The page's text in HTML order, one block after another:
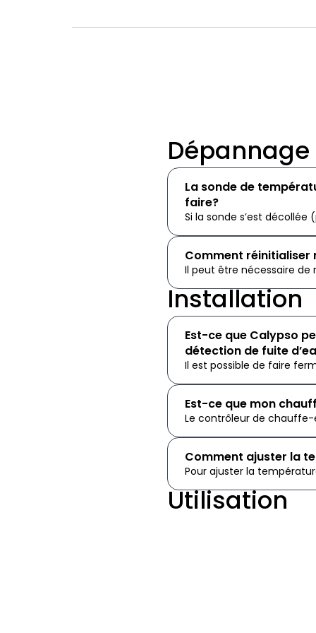
Dépannage
La sonde de
faire?
Si la sonde s’est
Comment
Il peut être nécessaire de
Installation
Est-ce que Calypso
détection de fuite
Il est possible de faire
Est-ce que mon
Le contrôleur de
Comment ajuster la
Pour ajuster la
Utilisation